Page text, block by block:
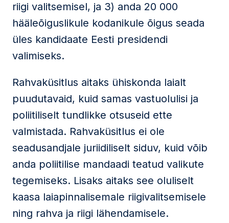
riigi valitsemisel, ja 3) anda 20 000
hääleõiguslikule kodanikule õigus seada
üles kandidaate Eesti presidendi
valimiseks.
Rahvaküsitlus aitaks ühiskonda laialt
puudutavaid, kuid samas vastuolulisi ja
poliitiliselt tundlikke otsuseid ette
valmistada. Rahvaküsitlus ei ole
seadusandjale juriidiliselt siduv, kuid võib
anda poliitilise mandaadi teatud valikute
tegemiseks. Lisaks aitaks see oluliselt
kaasa laiapinnalisemale riigivalitsemisele
ning rahva ja riigi lähendamisele.